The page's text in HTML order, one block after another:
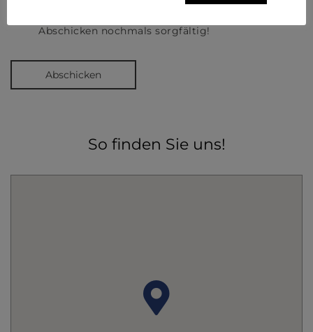
Abschicken nochmals sorgfältig!
So finden Sie uns!